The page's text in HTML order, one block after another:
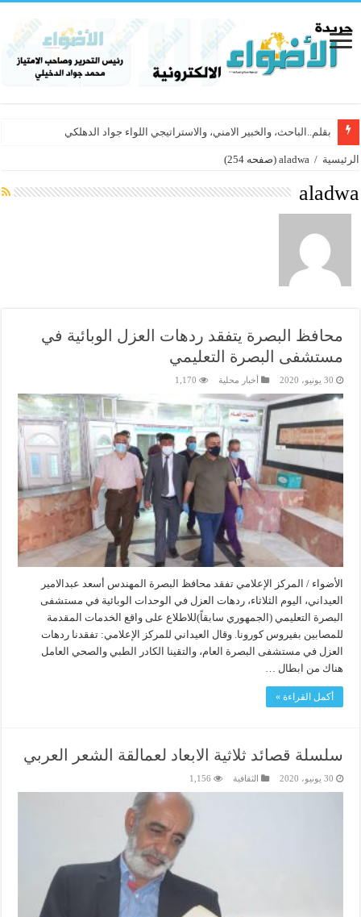
بقلم..الباحث، والخبير الامني، والاستراتيجي اللواء جواد الدهلكي
الرئيسية /
aladwa (صفحه 254)
aladwa
محافظ البصرة يتفقد ردهات العزل الوبائية في
مستشفى البصرة التعليمي
30 يونيو، 2020 أخبار محلية 1,170
الأضواء / المركز الإعلامي تفقد محافظ البصرة المهندس أسعد عبدالامير
العيداني، اليوم الثلاثاء، ردهات العزل في الوحدات الوبائية في مستشفى
البصرة التعليمي (الجمهوري سابقاً)للاطلاع على واقع الخدمات المقدمة
للمصابين بفيروس كورونا. وقال العيداني للمركز الإعلامي: تفقدنا ردهات
العزل في مستشفى البصرة العام، والتقينا الكادر الطبي والصحي العامل
هناك من ابطال …
أكمل القراءة »
سلسلة قصائد ثلاثية الابعاد لعمالقة الشعر العربي
30 يونيو، 2020 الثقافية 1,156